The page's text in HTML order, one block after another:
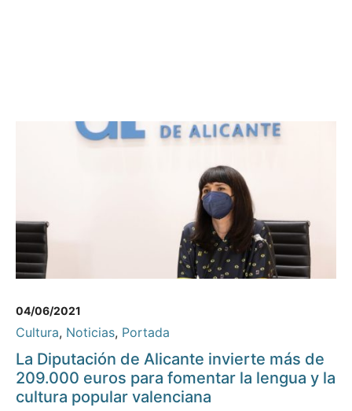
04/06/2021
Cultura, Noticias, Portada
La Diputación de Alicante invierte más de
209.000 euros para fomentar la lengua y la
cultura popular valenciana